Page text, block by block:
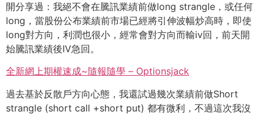
開分享過： 我絕不會在騰訊業績前做long strangle，或任何
long， 當股份公布業績前市場已經將引伸波幅炒高時， 即使
long對方向，利潤也很小，經常會對方向而輸iv回， 前天開
始騰訊業績後IV急回。
全新網上期權速成~隨報隨學 – Optionsjack
過去基於反散戶方向心態，我還試過幾次業績前做Short
strangle (short call +short put) 都有微利，不過這次我沒